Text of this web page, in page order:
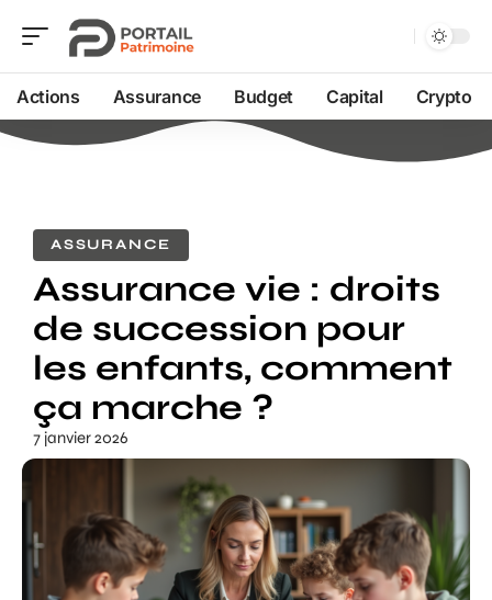
Actions Assurance Budget Capital Crypto
ASSURANCE
Assurance vie : droits
de succession pour
les enfants, comment
ça marche ?
7 janvier 2026